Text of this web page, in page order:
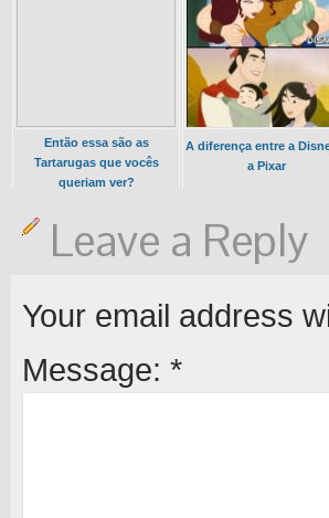
Então essa são as
Tartarugas que vocês
queriam ver?
A diferença entre a
a Pixar
Leave a Reply
Your email address
Message: *